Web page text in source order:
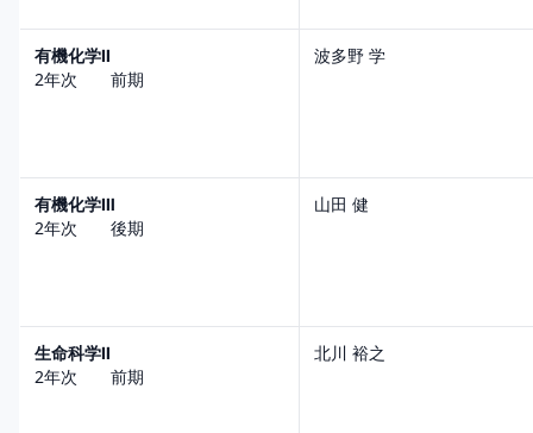
有機化学Ⅱ
2年次 前期
波多野 学
有機化学Ⅲ
2年次 後期
山田 健
生命科学Ⅱ
2年次 前期
北川 裕之